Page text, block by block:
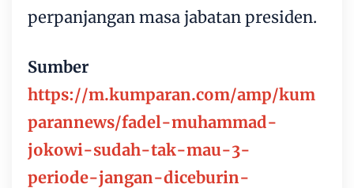
perpanjangan masa jabatan presiden.
Sumber
https://m.kumparan.com/amp/kum
parannews/fadel-muhammad-
jokowi-sudah-tak-mau-3-
periode-jangan-diceburin-